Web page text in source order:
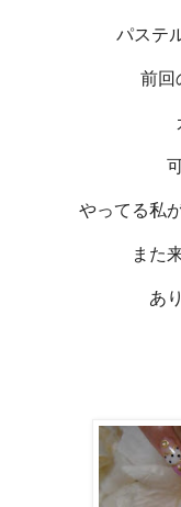
パステ
前回
やってる私
また
あ